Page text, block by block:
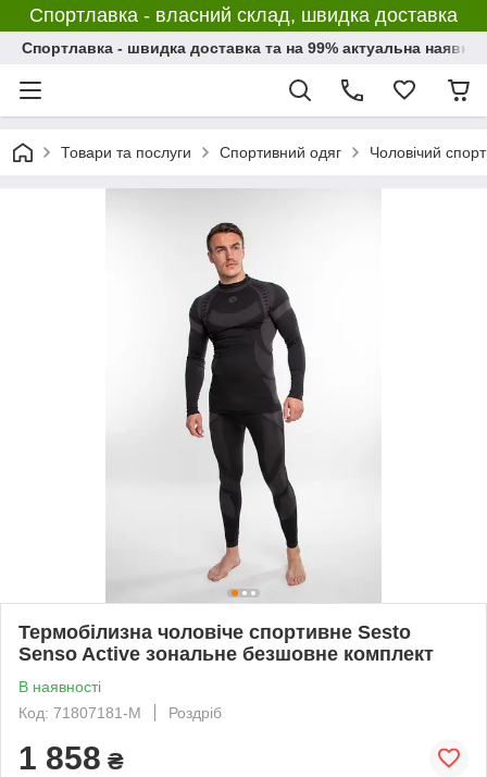
Спортлавка - власний склад, швидка доставка
Спортлавка - швидка доставка та на 99% актуальна
Товари та послуги Спортивний одяг Чоловічий
Термобілизна чоловіче спортивне Sesto
Senso Active зональне безшовне комплект
В наявності
Код: 71807181-M
Роздріб
1 858 ₴